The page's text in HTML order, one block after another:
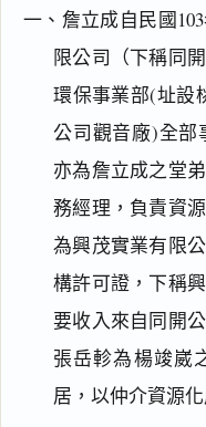
一、詹立成自民國
限公司（下稱同
環保事業部(址設
公司觀音廠)全部
亦為詹立成之堂
務經理，負責資
為興茂實業有限
構許可證，下稱
要收入來自同開
張岳軫為楊竣崴
居，以仲介資源